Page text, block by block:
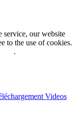
service, our website
to the use of cookies.
.
Videos